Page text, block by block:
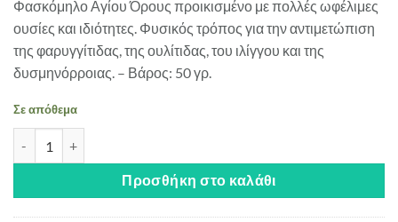
was:
3.20€.
τιμή
είναι:
2.72€.
Φασκόμηλο Αγίου Όρους προικισμένο με πολλές ωφέλιμες
ουσίες και ιδιότητες. Φυσικός τρόπος για την αντιμετώπιση
της φαρυγγίτιδας, της ουλίτιδας, του ιλίγγου και της
δυσμηνόρροιας. – Βάρος: 50 γρ.
Σε απόθεμα
Προσθήκη στο καλάθι